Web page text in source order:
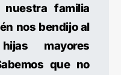
familia
nos bendijo al
mayores
que no